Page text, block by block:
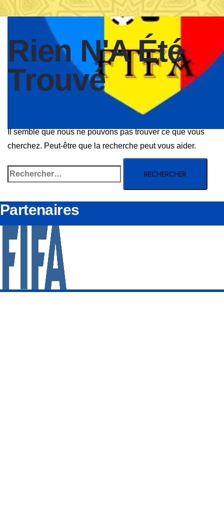
Rien N'A Été
Trouvé
Il semble que nous ne pouvons pas trouver ce que vous
cherchez. Peut-être que la recherche peut vous aider.
Rechercher :
Partenaires